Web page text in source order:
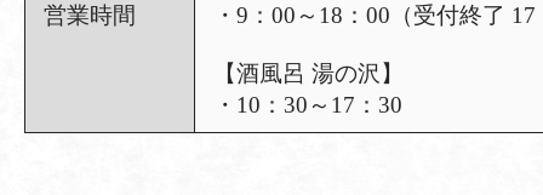
営業時間
・9：00～18：00（受付終了
【酒風呂 湯の沢】
・10：30～17：30